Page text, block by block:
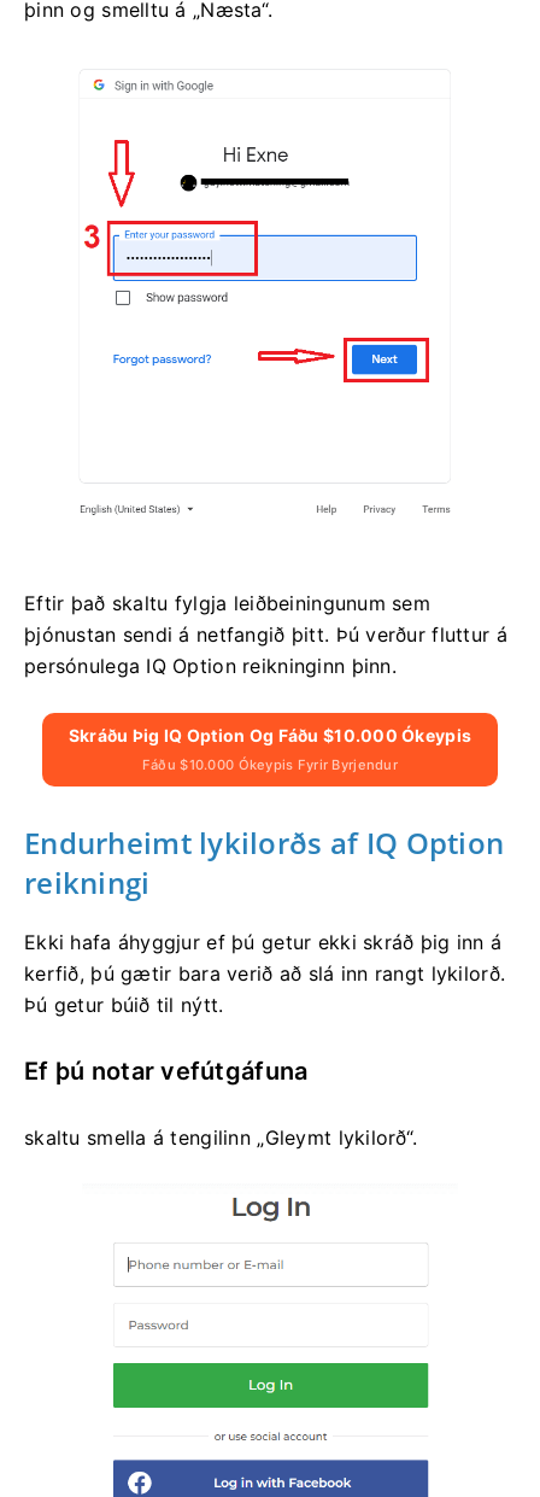
þinn og smelltu á „Næsta“.
Eftir það skaltu fylgja leiðbeiningunum sem
þjónustan sendi á netfangið þitt. Þú verður fluttur á
persónulega IQ Option reikninginn þinn.
Skráðu Þig IQ Option Og Fáðu $10.000 Ókeypis
Fáðu $10.000 Ókeypis Fyrir Byrjendur
Endurheimt lykilorðs af IQ Option
reikningi
Ekki hafa áhyggjur ef þú getur ekki skráð þig inn á
kerfið, þú gætir bara verið að slá inn rangt lykilorð.
Þú getur búið til nýtt.
Ef þú notar vefútgáfuna
skaltu smella á tengilinn „Gleymt lykilorð“.